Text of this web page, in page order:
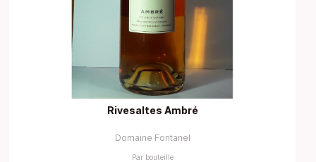
Rivesaltes Ambré
Domaine Fontanel
Par bouteille